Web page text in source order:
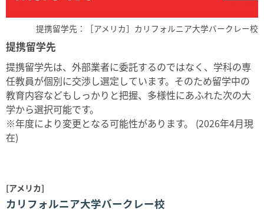
提携留学先：［アメリカ］カリフォルニア大学バークレー校
提携留学先
提携留学先は、外部業者に委託するのではなく、学科の専
任教員が個別に交渉し選定しています。そのため留学中の
教育内容などもしっかりと把握、多様性にあふれた次の大
学から選択可能です。
※年度により変更となる可能性があります。 (2026年4月現
在)
[アメリカ]
カリフォルニア大学バークレー校